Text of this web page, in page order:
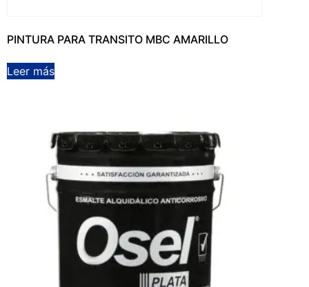
PINTURA PARA TRANSITO MBC AMARILLO
Leer más